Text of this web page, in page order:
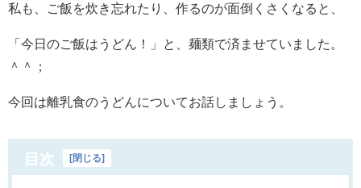
私も、ご飯を炊き忘れたり、作るのが面倒くさくなると、
「今日のご飯はうどん！」と、麺類で済ませていました。
＾＾；
今回は離乳食のうどんについてお話しましょう。
目次 [閉じる]